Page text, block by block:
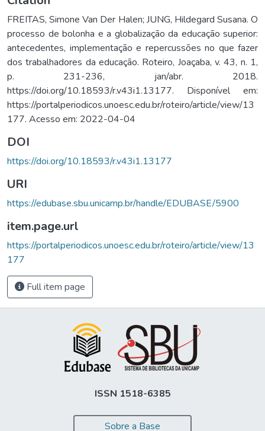
FREITAS, Simone Van Der Halen; JUNG, Hildegard Susana. O
processo de bolonha e a globalização da educação superior:
antecedentes, implementação e repercussões no que fazer
dos trabalhadores da educação. Roteiro, Joaçaba, v. 43, n. 1,
p. 231-236, jan/abr. 2018.
https://doi.org/10.18593/r.v43i1.13177. Disponível em:
https://portalperiodicos.unoesc.edu.br/roteiro/article/view/13
177. Acesso em: 2022-04-04
DOI
https://doi.org/10.18593/r.v43i1.13177
URI
https://edubase.sbu.unicamp.br/handle/EDUBASE/5900
item.page.url
https://portalperiodicos.unoesc.edu.br/roteiro/article/view/13
177
Full item page
ISSN 1518-6385
Sobre a Base